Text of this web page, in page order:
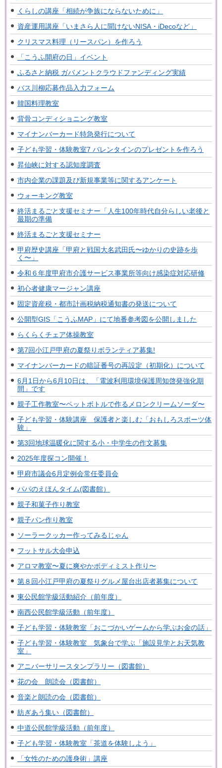
くらしの講座「相続が争族にならないために」
資産運用講座「いまさら人に聞けないNISA・iDecoなど」
クリスマス料理（リースパン）を作ろう
「こうふ開府の日」イベント
ふるさと納税 ガバメントクラウドファンディング実績
バス川柳応募作品入力フォーム
韓国料理教室
背骨コンディショニング教室
マイナンバーカード特急発行について
子ども学習・体験教室7 バレンタインのプレゼントを作ろう
昇仙峡に対する認知度調査
市内企業の課題及び新規事業等に関するアンケート
ウォーキング教室
終活まるごと支援セミナー「人生100年時代自分らしい老後と
最期の準備
終活まるごと支援セミナー
甲府歴史講座「甲府と戦国大名武田氏〜ゆかりの史跡を歩
く〜」
令和６年度甲府市介護サービス事業所等向け感染症対応研修
初心者健康マージャン講座
固定資産税・都市計画税納税通知書の発送について
公開型GIS「こうふMAP」にて地番参考図を公開しました
らくらくチェア体操教室
第7回小江戸甲府の夏祭りボランティア募集!
マイナンバーカードの暗証番号の再設定（初期化）について
6月1日から6月10日は、「電波利用環境保護周知啓発強化期
間」です
親子工作教室〜ペットボトルで作るメロンクリームソーダ〜
子ども学習・体験講座 保護者と楽しむ「おもしろスポーツ体
験」
第3回地球温暖化に関する小・中学生の作文募集
2025年度探コン開催！
甲府市議会6月定例会常任委員会
パパのえほんタイム(図書館）
親子和菓子作り教室
親子パン作り教室
ソーラークッカー作ってみるじゃん
フットサル大会申込
アロマ教室〜夏に爽やかボディミスト作り〜
第８回小江戸甲府の夏祭りグルメ屋台出店者募集について
東公民館学級活動紹介（前年度）
南西公民館学級活動（前年度）
子ども学習・体験教室「おこづかいゲームから学ぶお金の話」
子ども学習・体験教室 気象台で学ぶ「施設見学とお天気教
室」
アニバーサリースタンプラリー（図書館）
花の会 朗読会（図書館）
音楽と朗読の会（図書館）
紡ぎあう集い（図書館）
中道公民館学級活動（前年度）
子ども学習・体験教室「茶道を体験しよう」
「女性のための護身術」講座